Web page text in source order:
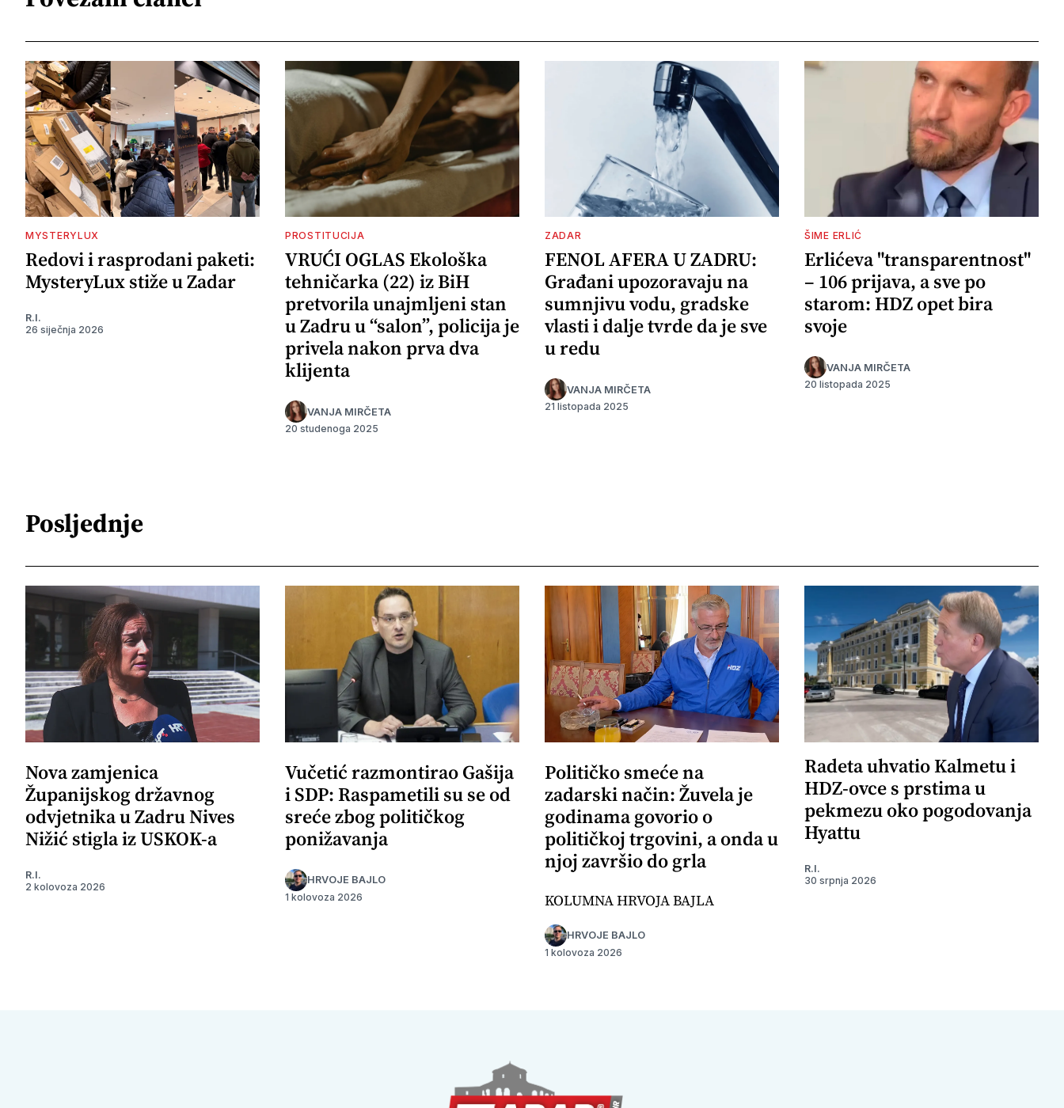
MYSTERYLUX
Redovi i rasprodani paketi:
MysteryLux stiže u Zadar
R.I.
26 siječnja 2026
PROSTITUCIJA
VRUĆI OGLAS Ekološka
tehničarka (22) iz BiH
pretvorila unajmljeni stan
u Zadru u “salon”, policija je
privela nakon prva dva
klijenta
VANJA MIRČETA
20 studenoga 2025
ZADAR
FENOL AFERA U ZADRU:
Građani upozoravaju na
sumnjivu vodu, gradske
vlasti i dalje tvrde da je sve
u redu
VANJA MIRČETA
21 listopada 2025
ŠIME ERLIĆ
Erlićeva "transparentnost"
– 106 prijava, a sve po
starom: HDZ opet bira
svoje
VANJA MIRČETA
20 listopada 2025
Posljednje
Nova zamjenica
Županijskog državnog
odvjetnika u Zadru Nives
Nižić stigla iz USKOK-a
R.I.
2 kolovoza 2026
Vučetić razmontirao Gašija
i SDP: Raspametili su se od
sreće zbog političkog
ponižavanja
HRVOJE BAJLO
1 kolovoza 2026
Političko smeće na
zadarski način: Žuvela je
godinama govorio o
političkoj trgovini, a onda u
njoj završio do grla
KOLUMNA HRVOJA BAJLA
HRVOJE BAJLO
1 kolovoza 2026
Radeta uhvatio Kalmetu i
HDZ-ovce s prstima u
pekmezu oko pogodovanja
Hyattu
R.I.
30 srpnja 2026